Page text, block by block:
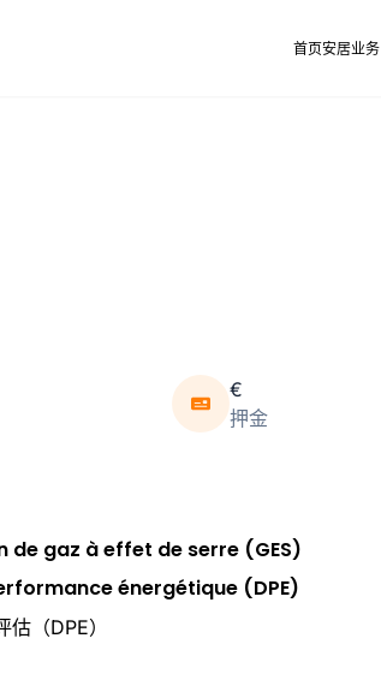
首页安居业务
€
押金
de gaz à effet de serre (GES)
énergétique (DPE)
（DPE）